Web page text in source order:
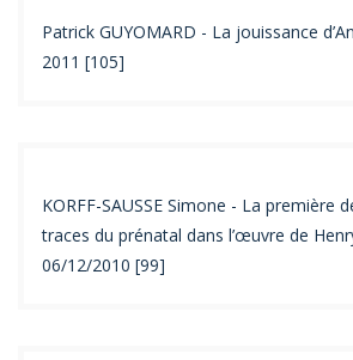
Patrick GUYOMARD - La jouissance
2011 [105]
KORFF-SAUSSE Simone - La première
traces du prénatal dans l’œuvre de
06/12/2010 [99]